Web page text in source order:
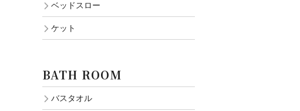
ベッドスロー
ケット
BATH ROOM
バスタオル